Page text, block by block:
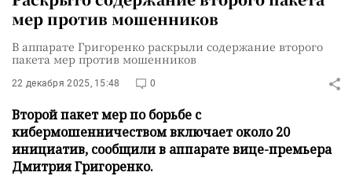
мер против мошенников
В аппарате Григоренко раскрыли содержание второго
пакета мер против мошенников
22 декабря 2025, 15:48 0
Второй пакет мер по борьбе с
кибермошенничеством включает около 20
инициатив, сообщили в аппарате вице-премьера
Дмитрия Григоренко.